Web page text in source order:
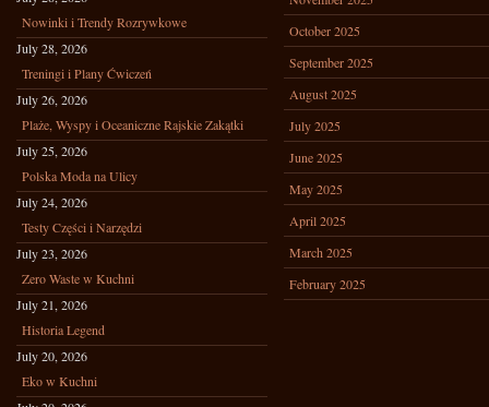
Nowinki i Trendy Rozrywkowe
July 28, 2026
Treningi i Plany Ćwiczeń
July 26, 2026
Plaże, Wyspy i Oceaniczne Rajskie Zakątki
July 25, 2026
Polska Moda na Ulicy
July 24, 2026
Testy Części i Narzędzi
July 23, 2026
Zero Waste w Kuchni
July 21, 2026
Historia Legend
July 20, 2026
Eko w Kuchni
October 2025
September 2025
August 2025
July 2025
June 2025
May 2025
April 2025
March 2025
February 2025